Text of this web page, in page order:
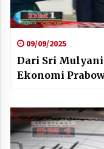
09/09/2025
Dari Sri
Ekonomi